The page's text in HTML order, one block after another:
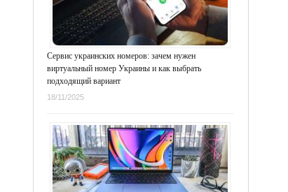
Сервис украинских номеров: зачем нужен
виртуальный номер Украины и как выбрать
подходящий вариант
18/11/2025